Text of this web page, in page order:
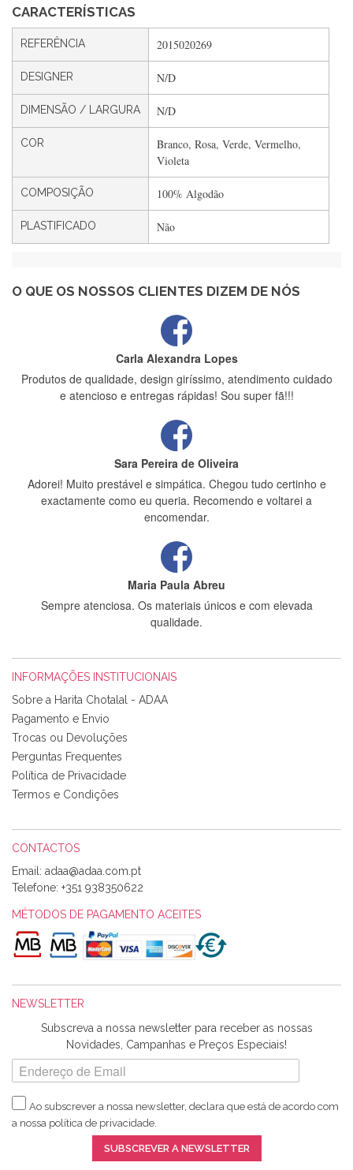
CARACTERÍSTICAS
REFERÊNCIA 2015020269
DESIGNER N/D
DIMENSÃO / LARGURA N/D
COR
Branco, Rosa, Verde, Vermelho,
Violeta
COMPOSIÇÃO 100% Algodão
PLASTIFICADO Não
O QUE OS NOSSOS CLIENTES DIZEM DE NÓS
Silvia André
Gostei ,Serviço bastante rápido. recomendo
Filipa Freire
Rápido, atendimento 5*. Hoje chegará a segunda encomenda
feita de muitas certamente❤️
estrelas
Carla Alexandra Lopes
Produtos de qualidade, design giríssimo, atendimento cuidado
e atencioso e entregas rápidas! Sou super fã!!!
Sara Pereira de Oliveira
Adorei! Muito prestável e simpática. Chegou tudo certinho e
exactamente como eu queria. Recomendo e voltarei a
encomendar.
Maria Paula Abreu
Sempre atenciosa. Os materiais únicos e com elevada
qualidade.
Tudo chegou em condições, pois os produtos vieram muito
bem acondicionados. Estou plenamente satisfeita com os
produtos adquiridos. Relativamente à bolsa, tem um tecido
com um padrão e cores muito bonitas e a execução está
perfeitíssima. Futuramente penso voltar a comprar na vossa
loja, têm excelentes artigos a um preço muito justo. A
Alexandra Morais
Olá boa Noite. Os meus tecidos chegaram hoje. Muito
obrigada pelo miminho que dá um jeitaço pras minhas linhas
de bordar e não sei o que pões nos tecidos, mas que cheiram
maravilhosamente ... cheiram! :) Muito Obrigada.
Harita a minha encomenda já chegou. :) Muito obrigada pela
rapidez no envio, pela qualidade dos materiais que me
enviaste e pela simpatia de sempre. :)
Catarina Amaro
5 estrelas. Gosto muito do serviço. A Harita Chotalal é muito
INFORMAÇÕES INSTITUCIONAIS
Sobre a Harita Chotalal - ADAA
Pagamento e Envio
Trocas ou Devoluções
Perguntas Frequentes
Política de Privacidade
Termos e Condições
CONTACTOS
Email:
Telefone: +351 938350622
MÉTODOS DE PAGAMENTO ACEITES
NEWSLETTER
Subscreva a nossa newsletter para receber as nossas
Novidades, Campanhas e Preços Especiais!
Ao subscrever a nossa newsletter, declara que está de acordo com
a nossa política de privacidade.
SUBSCREVER A NEWSLETTER